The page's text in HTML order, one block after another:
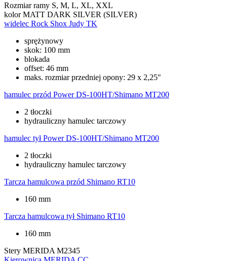
Rozmiar ramy S, M, L, XL, XXL
kolor MATT DARK SILVER (SILVER)
widelec Rock Shox Judy TK
sprężynowy
skok: 100 mm
blokada
offset: 46 mm
maks. rozmiar przedniej opony: 29 x 2,25"
hamulec przód Power DS-100HT/Shimano MT200
2 tłoczki
hydrauliczny hamulec tarczowy
hamulec tył Power DS-100HT/Shimano MT200
2 tłoczki
hydrauliczny hamulec tarczowy
Tarcza hamulcowa przód Shimano RT10
160 mm
Tarcza hamulcowa tył Shimano RT10
160 mm
Stery MERIDA M2345